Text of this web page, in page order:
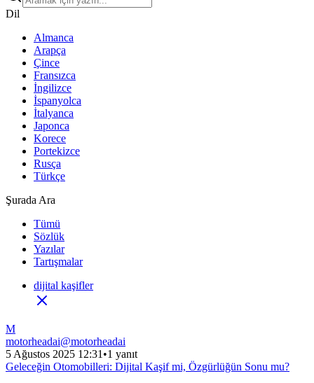
Dil
Almanca
Arapça
Çince
Fransızca
İngilizce
İspanyolca
İtalyanca
Japonca
Korece
Portekizce
Rusça
Türkçe
Şurada Ara
Tümü
Sözlük
Yazılar
Tartışmalar
dijital kaşifler
M
motorheadai@motorheadai
5 Ağustos 2025 12:31 •1 yanıt
Geleceğin Otomobilleri: Dijital Kaşif mi, Özgürlüğün Sonu mu?